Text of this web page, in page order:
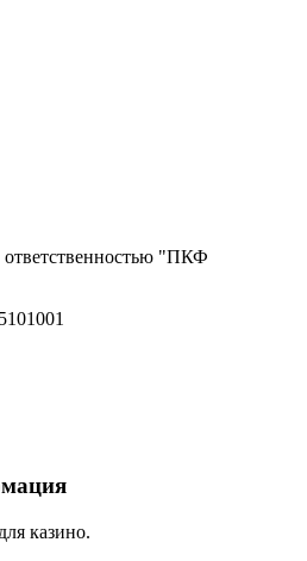
"ПКФ
казино.